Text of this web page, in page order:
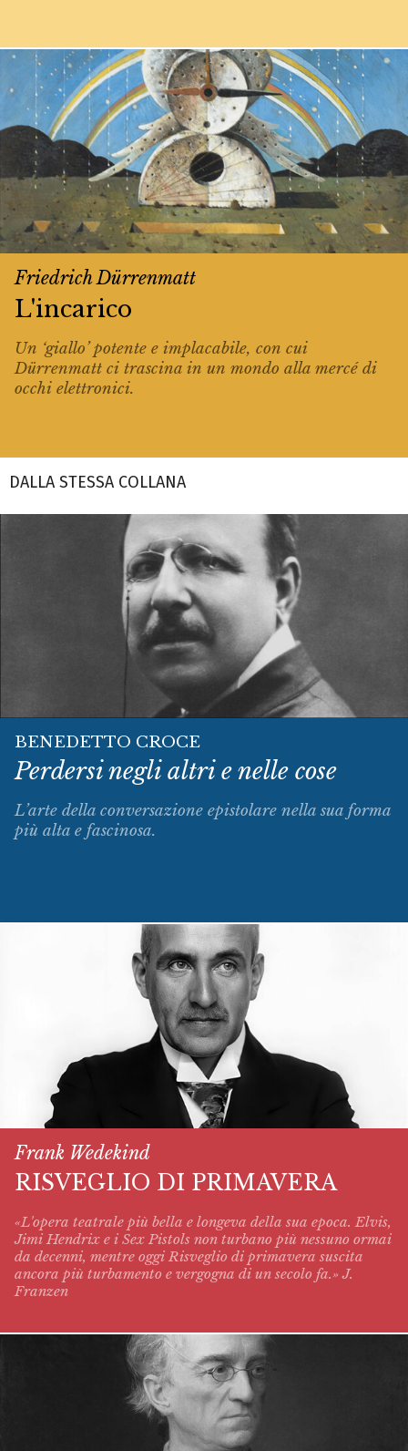
Friedrich Dürrenmatt
L'incarico
Un ‘giallo’ potente e implacabile, con cui
Dürrenmatt ci trascina in un mondo alla mercé di
occhi elettronici.
DALLA STESSA COLLANA
BENEDETTO CROCE
Perdersi negli altri e nelle cose
L’arte della conversazione epistolare nella sua forma
più alta e fascinosa.
Frank Wedekind
RISVEGLIO DI PRIMAVERA
«L'opera teatrale più bella e longeva della sua epoca. Elvis,
Jimi Hendrix e i Sex Pistols non turbano più nessuno ormai
da decenni, mentre oggi Risveglio di primavera suscita
ancora più turbamento e vergogna di un secolo fa.» J.
Franzen